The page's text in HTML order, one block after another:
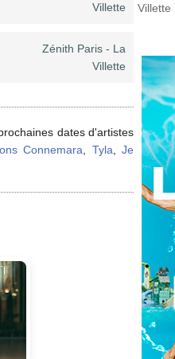
Villette
Zénith Paris - La
Villette
dates d'artistes
Connemara Tyla ,Je
Villette